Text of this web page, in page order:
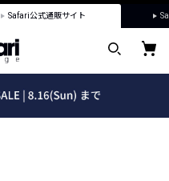
Safari公式通販サイト